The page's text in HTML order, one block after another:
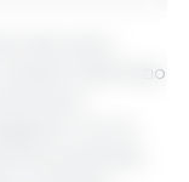
del suino
quello dell'inizio
buona
non si
eccezionali,